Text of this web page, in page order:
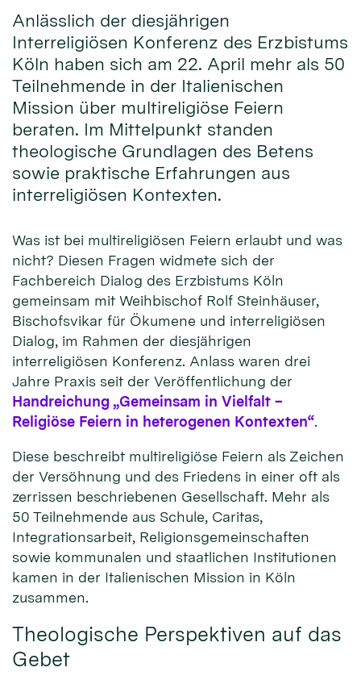
Anlässlich der diesjährigen
Interreligiösen Konferenz des Erzbistums
Köln haben sich am 22. April mehr als 50
Teilnehmende in der Italienischen
Mission über multireligiöse Feiern
beraten. Im Mittelpunkt standen
theologische Grundlagen des Betens
sowie praktische Erfahrungen aus
interreligiösen Kontexten.
Was ist bei multireligiösen Feiern erlaubt und was
nicht? Diesen Fragen widmete sich der
Fachbereich Dialog des Erzbistums Köln
gemeinsam mit Weihbischof Rolf Steinhäuser,
Bischofsvikar für Ökumene und interreligiösen
Dialog, im Rahmen der diesjährigen
interreligiösen Konferenz. Anlass waren drei
Jahre Praxis seit der Veröffentlichung der
Handreichung „Gemeinsam in Vielfalt –
Religiöse Feiern in heterogenen Kontexten“.
Diese beschreibt multireligiöse Feiern als Zeichen
der Versöhnung und des Friedens in einer oft als
zerrissen beschriebenen Gesellschaft. Mehr als
50 Teilnehmende aus Schule, Caritas,
Integrationsarbeit, Religionsgemeinschaften
sowie kommunalen und staatlichen Institutionen
kamen in der Italienischen Mission in Köln
zusammen.
Theologische Perspektiven auf das
Gebet